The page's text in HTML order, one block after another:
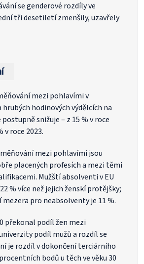
se genderové rozdíly ve
tři desetiletí zmenšily, uzavřely
mezi pohlavími v
hodinových výdělcích na
postupně snižuje – z 15 % v roce
v roce 2023.
mezi pohlavími jsou
placených profesích a mezi těmi
Mužští absolventi v EU
% více než jejich ženskí protějšky;
pro neabsolventy je 11 %.
překonal podíl žen mezi
podíl mužů a rozdíl se
je rozdíl v dokončení terciárního
bodů u těch ve věku 30